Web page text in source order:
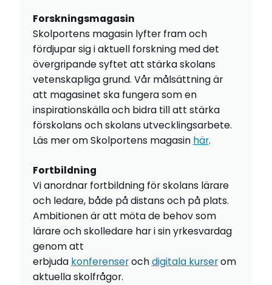
Forskningsmagasin
Skolportens magasin lyfter fram och
fördjupar sig i aktuell forskning med det
övergripande syftet att stärka skolans
vetenskapliga grund. Vår målsättning är
att magasinet ska fungera som en
inspirationskälla och bidra till att stärka
förskolans och skolans utvecklingsarbete.
Läs mer om Skolportens magasin här.
Fortbildning
Vi anordnar fortbildning för skolans lärare
och ledare, både på distans och på plats.
Ambitionen är att möta de behov som
lärare och skolledare har i sin yrkesvardag
genom att
erbjuda konferenserochdigitala kurserom
aktuella skolfrågor.